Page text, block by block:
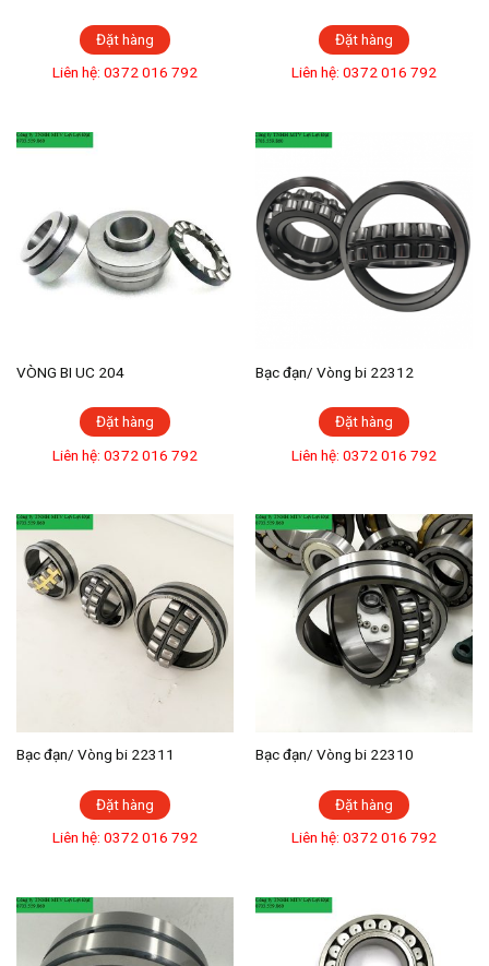
Đặt hàng
Liên hệ: 0372 016 792
Đặt hàng
Liên hệ: 0372 016 792
VÒNG BI UC 204
Đặt hàng
Liên hệ: 0372 016 792
Bạc đạn/ Vòng bi 22312
Đặt hàng
Liên hệ: 0372 016 792
Bạc đạn/ Vòng bi 22311
Đặt hàng
Liên hệ: 0372 016 792
Bạc đạn/ Vòng bi 22310
Đặt hàng
Liên hệ: 0372 016 792